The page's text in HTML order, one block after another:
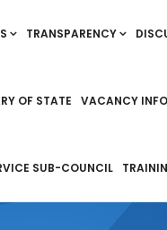
TRANSPARENCY
OF STATE VACANCY
SUB-COUNCIL